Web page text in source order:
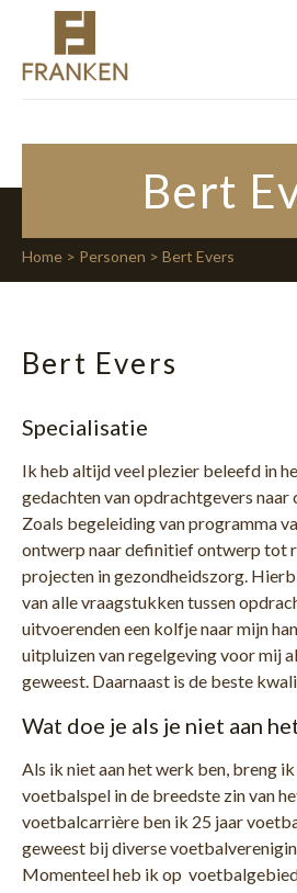
Bert
Home > Personen > Bert Evers
Bert Evers
Specialisatie
Ik heb altijd veel plezier beleefd in
gedachten van opdrachtgevers naar
Zoals begeleiding van programma
ontwerp naar definitief ontwerp tot
projecten in gezondheidszorg.
van alle vraagstukken tussen
uitvoerenden een kolfje naar mijn
uitpluizen van regelgeving voor mij
geweest. Daarnaast is de beste
Wat doe je als je niet aan
Als ik niet aan het werk ben, breng
voetbalspel in de breedste zin van
voetbalcarrière ben ik 25 jaar
geweest bij diverse
Momenteel heb ik op